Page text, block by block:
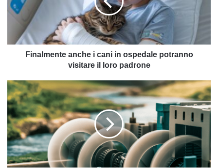
in
ospedale
potranno
visitare
il
Finalmente anche i cani in ospedale potranno
visitare il loro padrone
Mini-
idroelettrico,
ora
è
accessibile
a
molti